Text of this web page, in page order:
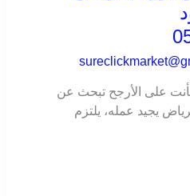
على الأرجح تبحث عن
يجيد عمله، يلتزم